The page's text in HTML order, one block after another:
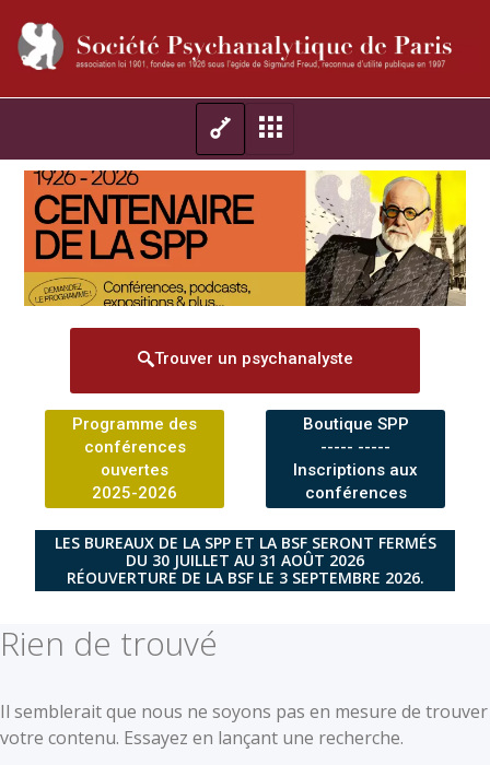
Trouver un psychanalyste
Programme des
conférences
ouvertes
2025-2026
Boutique SPP
----- -----
Inscriptions aux
conférences
LES BUREAUX DE LA SPP ET LA BSF SERONT FERMÉS
DU 30 JUILLET AU 31 AOÛT 2026
RÉOUVERTURE DE LA BSF LE 3 SEPTEMBRE 2026.
Rien de trouvé
Il semblerait que nous ne soyons pas en mesure de trouver
votre contenu. Essayez en lançant une recherche.